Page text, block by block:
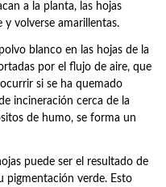
a la planta, las hojas
volverse amarillentas.
blanco en las hojas de la
por el flujo de aire, que
si se ha quemado
incineración cerca de la
de humo, se forma un
puede ser el resultado de
pigmentación verde. Esto